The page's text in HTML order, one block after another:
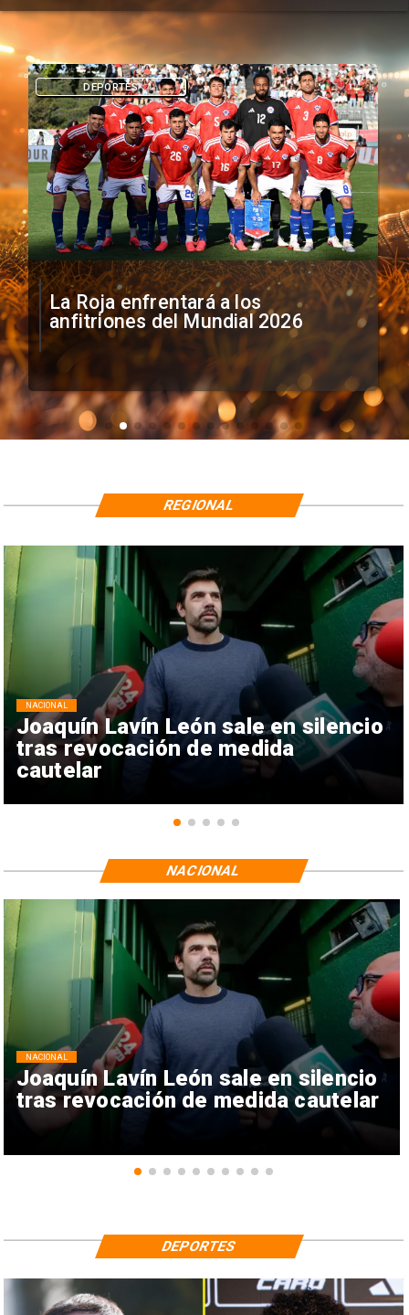
La Roja enfrentará a los
anfitriones del Mundial 2026
DEPORTES
Joaquín Lavín León sale en silencio
tras revocación de medida
cautelar
NACIONAL
REGIONAL
Joaquín Lavín León sale en silencio
tras revocación de medida cautelar
NACIONAL
NACIONAL
DEPORTES